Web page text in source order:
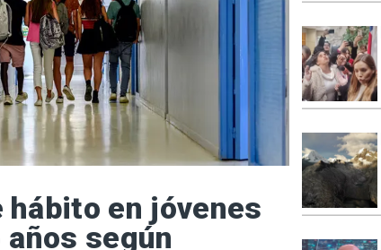
en jóvenes
años según